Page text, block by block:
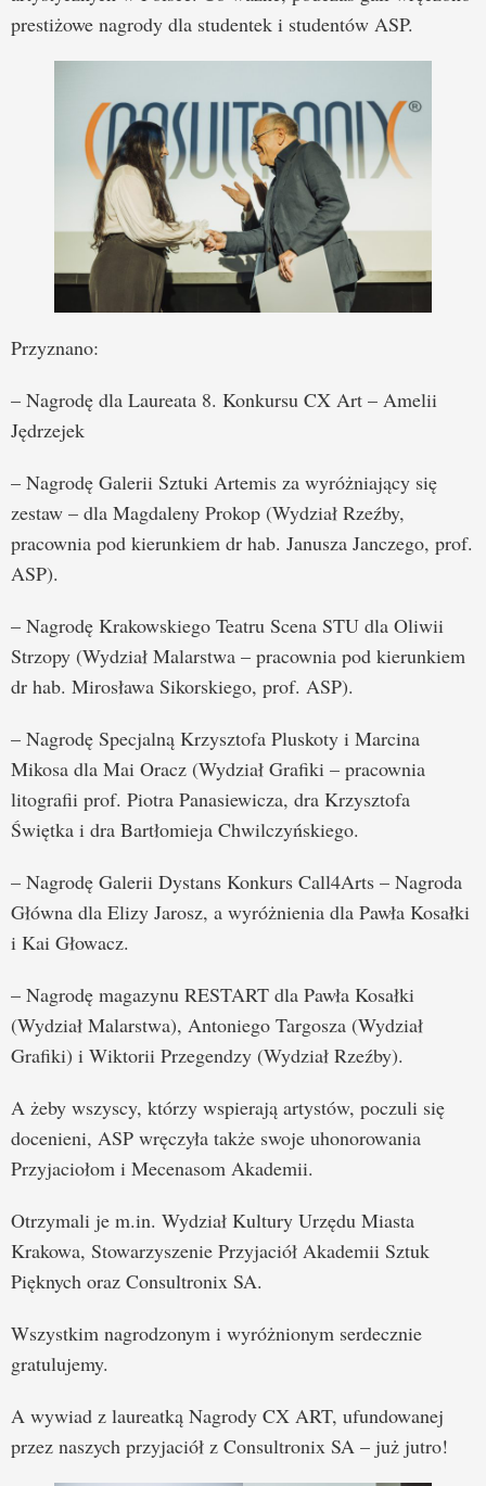
prestiżowe nagrody dla studentek i studentów ASP.
Przyznano:
– Nagrodę dla Laureata 8. Konkursu CX Art – Amelii
Jędrzejek
– Nagrodę Galerii Sztuki Artemis za wyróżniający się
zestaw – dla Magdaleny Prokop (Wydział Rzeźby,
pracownia pod kierunkiem dr hab. Janusza Janczego, prof.
ASP).
– Nagrodę Krakowskiego Teatru Scena STU dla Oliwii
Strzopy (Wydział Malarstwa – pracownia pod kierunkiem
dr hab. Mirosława Sikorskiego, prof. ASP).
– Nagrodę Specjalną Krzysztofa Pluskoty i Marcina
Mikosa dla Mai Oracz (Wydział Grafiki – pracownia
litografii prof. Piotra Panasiewicza, dra Krzysztofa
Świętka i dra Bartłomieja Chwilczyńskiego.
– Nagrodę Galerii Dystans Konkurs Call4Arts – Nagroda
Główna dla Elizy Jarosz, a wyróżnienia dla Pawła Kosałki
i Kai Głowacz.
– Nagrodę magazynu RESTART dla Pawła Kosałki
(Wydział Malarstwa), Antoniego Targosza (Wydział
Grafiki) i Wiktorii Przegendzy (Wydział Rzeźby).
A żeby wszyscy, którzy wspierają artystów, poczuli się
docenieni, ASP wręczyła także swoje uhonorowania
Przyjaciołom i Mecenasom Akademii.
Otrzymali je m.in. Wydział Kultury Urzędu Miasta
Krakowa, Stowarzyszenie Przyjaciół Akademii Sztuk
Pięknych oraz Consultronix SA.
Wszystkim nagrodzonym i wyróżnionym serdecznie
gratulujemy.
A wywiad z laureatką Nagrody CX ART, ufundowanej
przez naszych przyjaciół z Consultronix SA – już jutro!